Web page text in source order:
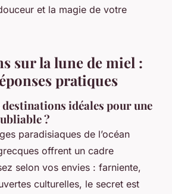
et la magie de votre
sur la lune de miel :
pratiques
idéales pour une
?
paradisiaques de l’océan
offrent un cadre
selon vos envies : farniente,
culturelles, le secret est